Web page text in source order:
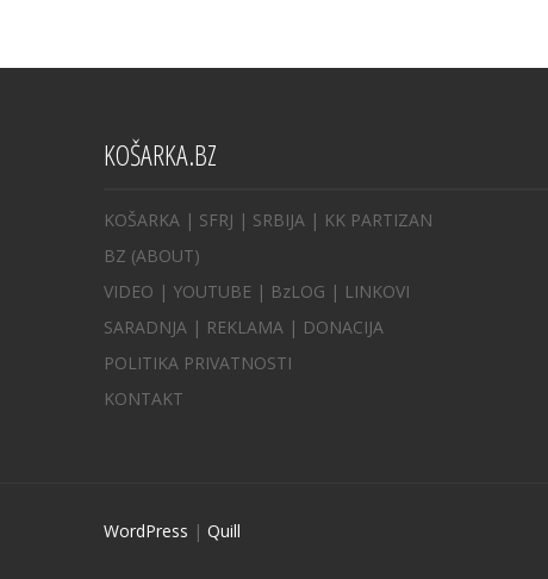
KOŠARKA.BZ
KOŠARKA | SFRJ | SRBIJA | KK PARTIZAN
BZ (ABOUT)
VIDEO | YOUTUBE | BzLOG | LINKOVI
SARADNJA | REKLAMA | DONACIJA
POLITIKA PRIVATNOSTI
KONTAKT
WordPress | Quill